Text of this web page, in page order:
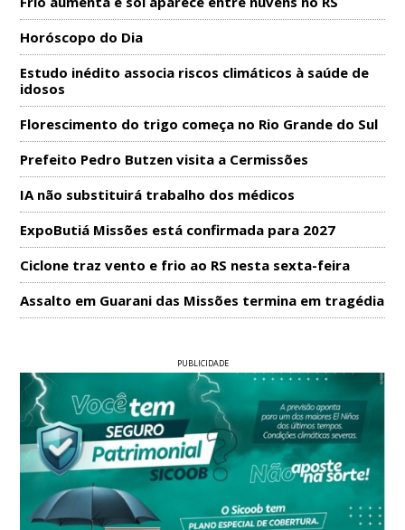
Horóscopo do Dia
Estudo inédito associa riscos climáticos à saúde de
idosos
Florescimento do trigo começa no Rio Grande do Sul
Prefeito Pedro Butzen visita a Cermissões
IA não substituirá trabalho dos médicos
ExpoButiá Missões está confirmada para 2027
Ciclone traz vento e frio ao RS nesta sexta-feira
Assalto em Guarani das Missões termina em tragédia
PUBLICIDADE